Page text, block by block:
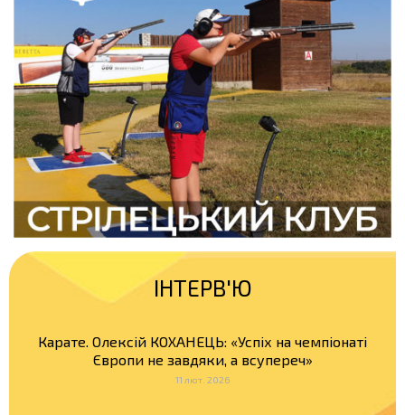
ІНТЕРВ'Ю
Карате. Олексій КОХАНЕЦЬ: «Успіх на чемпіонаті
Європи не завдяки, а всупереч»
11 лют. 2026